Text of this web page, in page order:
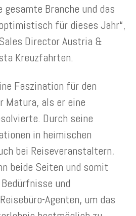
Branche und das
für dieses Jahr“,
Director Austria &
Kreuzfahrten.
Faszination für den
Matura, als er eine
Durch seine
in heimischen
bei Reiseveranstaltern,
beide Seiten und somit
und
Agenten, um das